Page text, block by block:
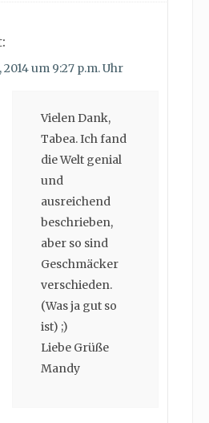
um 9:27 p.m. Uhr
Vielen Dank,
Tabea. Ich fand
die Welt genial
und
ausreichend
beschrieben,
aber so sind
Geschmäcker
verschieden.
(Was ja gut so
ist) ;)
Liebe Grüße
Mandy